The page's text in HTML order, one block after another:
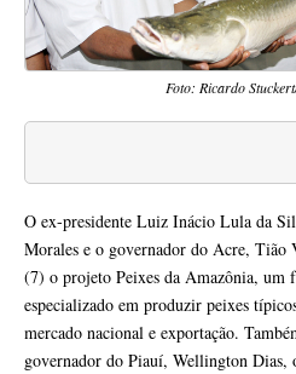
Foto: Ricardo
O ex-presidente Luiz Inácio Lula da
Morales e o governador do Acre,
(7) o projeto Peixes da Amazônia,
especializado em produzir peixes
mercado nacional e exportação.
governador do Piauí, Wellington Dias,